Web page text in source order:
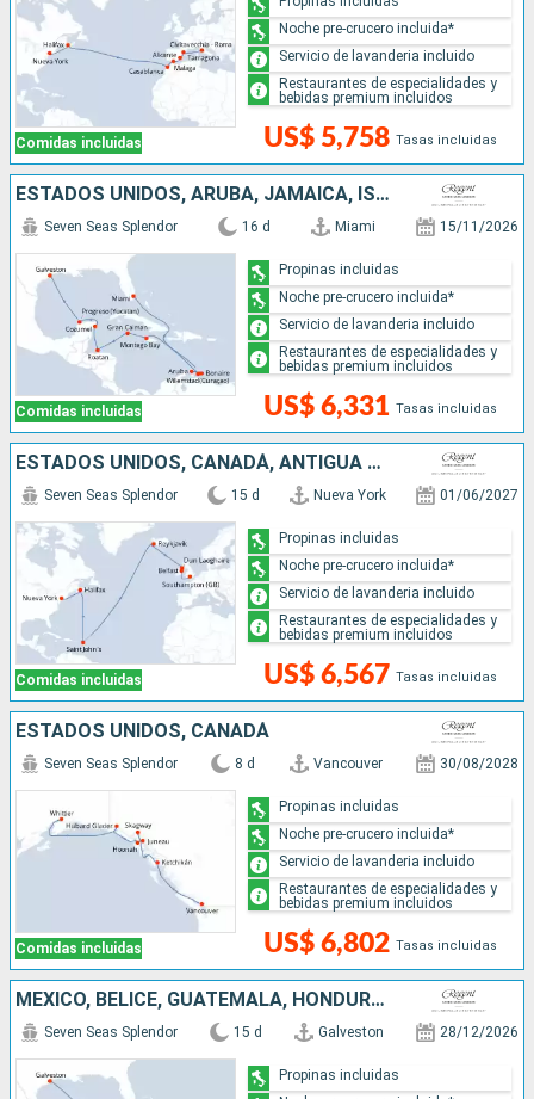
Comidas incluidas US$ 5,758 Tasas incluidas
Noche pre-crucero incluida*
Servicio de lavanderia incluido
Restaurantes de especialidades y
bebidas premium incluidos
ESTADOS UNIDOS, ARUBA, JAMAICA, ISLAS CAIMÁN, HONDURAS, MÉXICO
Comidas incluidas
Seven Seas Splendor 16 d Miami 15/11/2026
US$ 6,331 Tasas incluidas
Propinas incluidas
Noche pre-crucero incluida*
Servicio de lavanderia incluido
Restaurantes de especialidades y
bebidas premium incluidos
ESTADOS UNIDOS, CANADÁ, ANTIGUA Y BARBUDA, ISLANDIA, IRLANDA, REINO UNIDO
Comidas incluidas
Seven Seas Splendor 15 d Nueva York 01/06/2027
US$ 6,567 Tasas incluidas
Propinas incluidas
Noche pre-crucero incluida*
Servicio de lavanderia incluido
Restaurantes de especialidades y
bebidas premium incluidos
ESTADOS UNIDOS, CANADÁ
Comidas incluidas
Seven Seas Splendor 8 d Vancouver 30/08/2028
US$ 6,802 Tasas incluidas
Propinas incluidas
Noche pre-crucero incluida*
Servicio de lavanderia incluido
Restaurantes de especialidades y
bebidas premium incluidos
MÉXICO, BELICE, GUATEMALA, HONDURAS, JAMAICA, ARUBA, ESTADOS UNIDOS
Seven Seas Splendor 15 d Galveston 28/12/2026
Propinas incluidas